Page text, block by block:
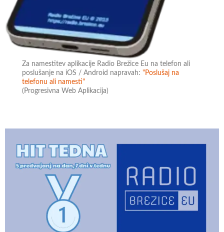
Za namestitev aplikacije Radio Brežice Eu na telefon ali
poslušanje na iOS / Android napravah:"Poslušaj na
telefonu ali namesti"
(Progresivna Web Aplikacija)